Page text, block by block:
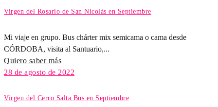
Virgen del Rosario de San Nicolás en Septiembre
Mi viaje en grupo. Bus chárter mix semicama o cama desde
CÓRDOBA, visita al Santuario,...
Quiero saber más
28 de agosto de 2022
Virgen del Cerro Salta Bus en Septiembre